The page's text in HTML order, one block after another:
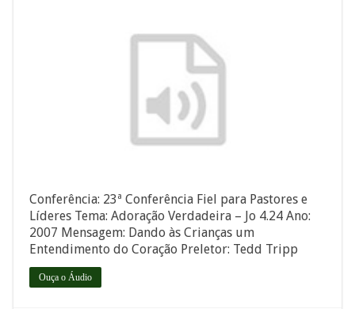
Conferência: 23ª Conferência Fiel para Pastores e
Líderes Tema: Adoração Verdadeira – Jo 4.24 Ano:
2007 Mensagem: Dando às Crianças um
Entendimento do Coração Preletor: Tedd Tripp
Ouça o Áudio